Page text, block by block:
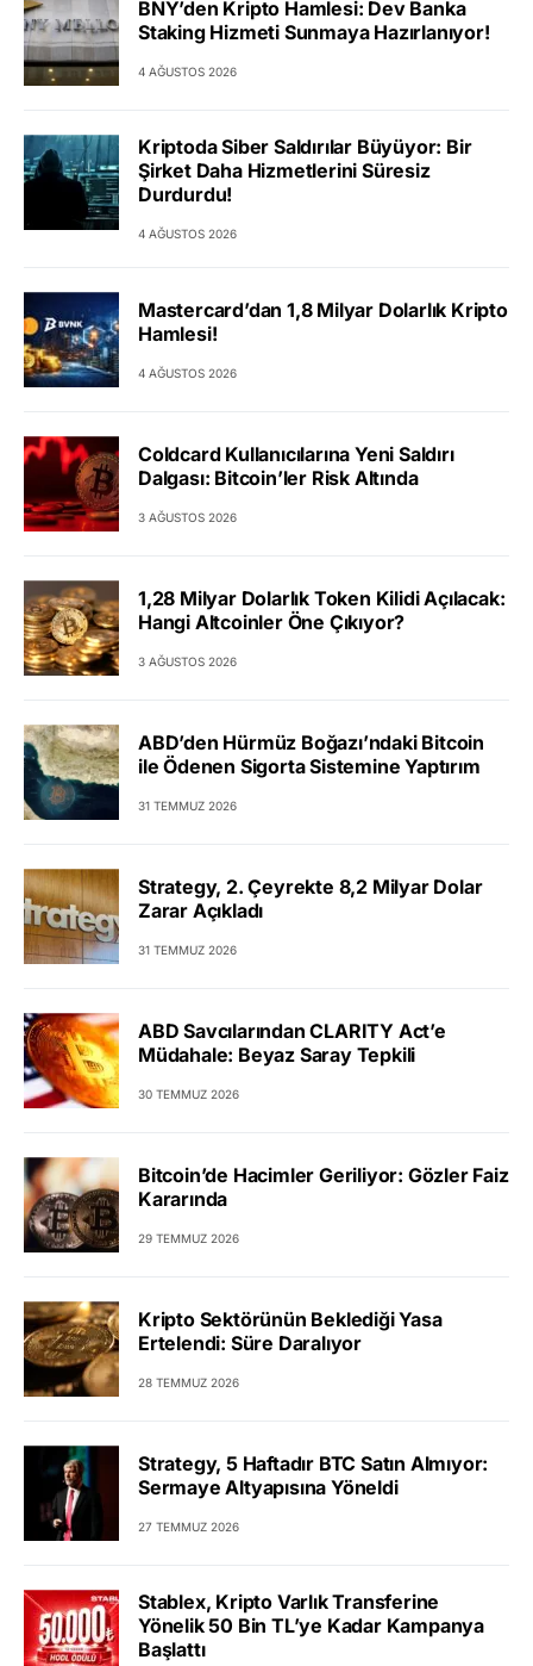
BNY’den Kripto Hamlesi: Dev Banka
Staking Hizmeti Sunmaya Hazırlanıyor!
4 AĞUSTOS 2026
Kriptoda Siber Saldırılar Büyüyor: Bir
Şirket Daha Hizmetlerini Süresiz
Durdurdu!
4 AĞUSTOS 2026
Mastercard’dan 1,8 Milyar Dolarlık Kripto
Hamlesi!
4 AĞUSTOS 2026
Coldcard Kullanıcılarına Yeni Saldırı
Dalgası: Bitcoin’ler Risk Altında
3 AĞUSTOS 2026
1,28 Milyar Dolarlık Token Kilidi Açılacak:
Hangi Altcoinler Öne Çıkıyor?
3 AĞUSTOS 2026
ABD’den Hürmüz Boğazı’ndaki Bitcoin
ile Ödenen Sigorta Sistemine Yaptırım
31 TEMMUZ 2026
Strategy, 2. Çeyrekte 8,2 Milyar Dolar
Zarar Açıkladı
31 TEMMUZ 2026
ABD Savcılarından CLARITY Act’e
Müdahale: Beyaz Saray Tepkili
30 TEMMUZ 2026
Bitcoin’de Hacimler Geriliyor: Gözler Faiz
Kararında
29 TEMMUZ 2026
Kripto Sektörünün Beklediği Yasa
Ertelendi: Süre Daralıyor
28 TEMMUZ 2026
Strategy, 5 Haftadır BTC Satın Almıyor:
Sermaye Altyapısına Yöneldi
27 TEMMUZ 2026
Stablex, Kripto Varlık Transferine
Yönelik 50 Bin TL’ye Kadar Kampanya
Başlattı